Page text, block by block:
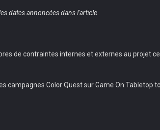
dates annoncées dans l'article.
de contraintes internes et externes au projet
Color Quest sur Game On Tabletop